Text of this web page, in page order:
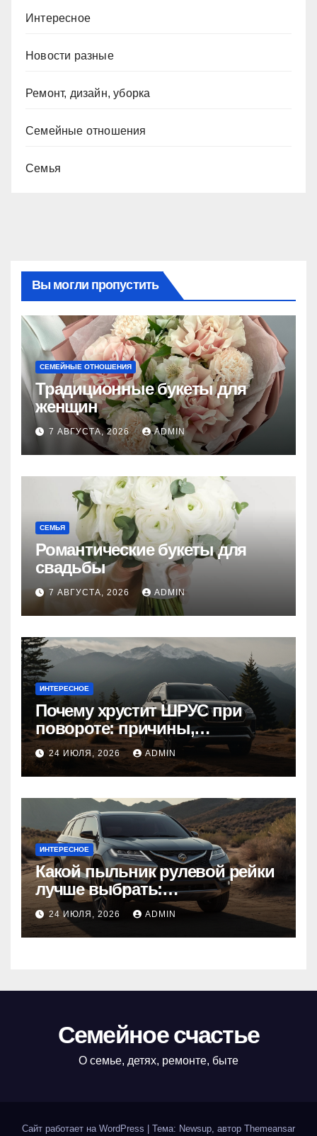
Интересное
Новости разные
Ремонт, дизайн, уборка
Семейные отношения
Семья
Вы могли пропустить
СЕМЕЙНЫЕ ОТНОШЕНИЯ
Традиционные букеты для
женщин
7 АВГУСТА, 2026 ADMIN
СЕМЬЯ
Романтические букеты для
свадьбы
7 АВГУСТА, 2026 ADMIN
ИНТЕРЕСНОЕ
Почему хрустит ШРУС при
повороте: причины,
диагностика
24 ИЮЛЯ, 2026 ADMIN
ИНТЕРЕСНОЕ
Какой пыльник рулевой рейки
лучше выбрать:
оригинальный или аналог,
резина или полиуретан
24 ИЮЛЯ, 2026 ADMIN
Семейное счастье
О семье, детях, ремонте, быте
Сайт работает на WordPress | Тема: Newsup, автор Themeansar